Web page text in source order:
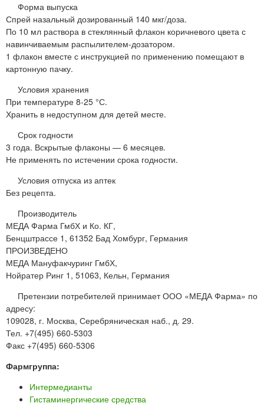
Форма выпуска
Спрей назальный дозированный 140 мкг/доза.
По 10 мл раствора в стеклянный флакон коричневого цвета с
навинчиваемым распылителем-дозатором.
1 флакон вместе с инструкцией по применению помещают в
картонную пачку.
Условия хранения
При температуре 8-25 °С.
Хранить в недоступном для детей месте.
Срок годности
3 года. Вскрытые флаконы — 6 месяцев.
Не применять по истечении срока годности.
Условия отпуска из аптек
Без рецепта.
Производитель
МЕДА Фарма ГмбХ и Ко. КГ,
Бенцштрассе 1, 61352 Бад Хомбург, Германия
ПРОИЗВЕДЕНО
МЕДА Мануфакчуринг ГмбХ,
Нойратер Ринг 1, 51063, Кельн, Германия
Претензии потребителей принимает ООО «МЕДА Фарма» по
адресу:
109028, г. Москва, Серебряническая наб., д. 29.
Тел. +7(495) 660-5303
Факс +7(495) 660-5306
Фармгруппа:
Интермедианты
Гистаминергические средства